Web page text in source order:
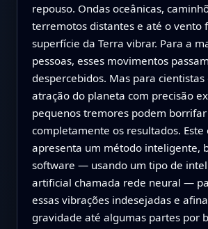
repouso. Ondas oceânicas,
terremotos distantes e até o vento
superfície da Terra vibrar. Para a
pessoas, esses movimentos passam
despercebidos. Mas para
atração do planeta com precisão
pequenos tremores podem borrifar
completamente os resultados. Este
apresenta um método inteligente,
software — usando um tipo de
artificial chamada rede neural —
essas vibrações indesejadas e
gravidade até algumas partes por